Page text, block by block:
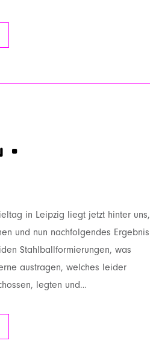
in Leipzig liegt jetzt hinter uns,
und nun nachfolgendes Ergebnis
Stahlballformierungen, was
austragen, welches leider
legten und…